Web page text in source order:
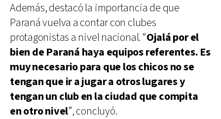
Además, destacó la importancia de que
Paraná vuelva a contar con clubes
protagonistas a nivel nacional. “Ojalá por el
bien de Paraná haya equipos referentes. Es
muy necesario para que los chicos no se
tengan que ir a jugar a otros lugares y
tengan un club en la ciudad que compita
en otro nivel”, concluyó.